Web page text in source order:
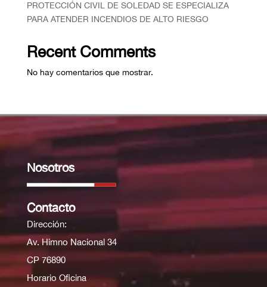
PROTECCIÓN CIVIL DE SOLEDAD SE ESPECIALIZA
PARA ATENDER INCENDIOS DE ALTO RIESGO
Recent Comments
No hay comentarios que mostrar.
Nosotros
Contacto
Dirección:
Av. Himno Nacional 34
CP 76890
Horario Oficina